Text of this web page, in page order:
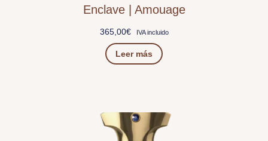
Enclave | Amouage
365,00€ IVA incluido
Leer más